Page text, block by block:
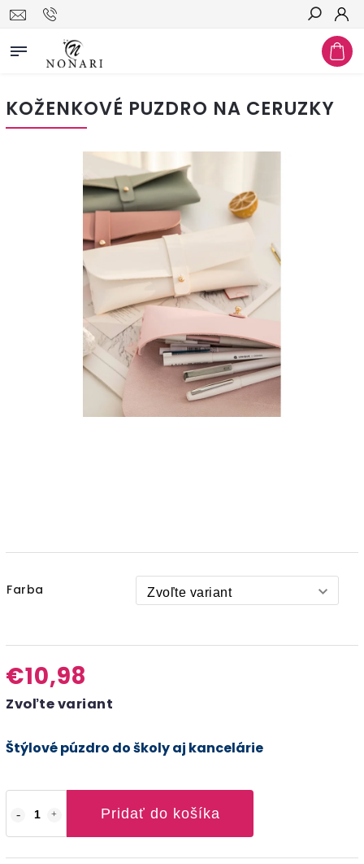
Hľadať
KOŽENKOVÉ PUZDRO NA CERUZKY
Farba
€10,98
Zvoľte variant
Pridať do košíka
Štýlové púzdro do školy aj kancelárie